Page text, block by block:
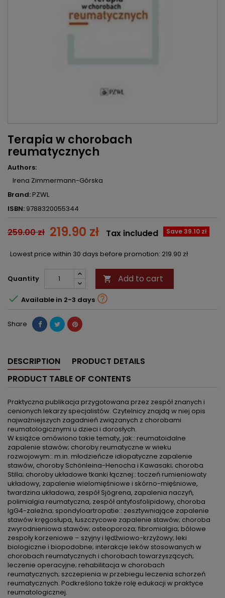
Terapia w chorobach
reumatycznych
Authors:
Irena Zimmermann-Górska
Brand:PZWL
ISBN: 9788320055344
259.00 zł 219.90 zł Save 39.10 zł
Tax included
Lowest price within 30 days before promotion: 219.90 zł
Quantity  Add to cart
 Available in 2-3 days 
Share
DESCRIPTION
PRODUCT DETAILS
PRODUCT TABLE OF CONTENTS
Praktyczna publikacja przygotowana przez zespół znanych i
cenionych lekarzy specjalistów. Czytelnicy znajdą w niej opis
najważniejszych zagadnień związanych z chorobami
reumatologicznymi u dzieci i dorosłych.
W książce omówiono takie tematy, jak:: reumatoidalne
zapalenie stawów; choroby reumatyczne w wieku
rozwojowym:: m.in. młodzieńcze idiopatyczne zapalenie
stawów, choroby Schönleina-Henocha i Kawasaki; choroba
Stilla; choroby układowe tkanki łącznej:: toczeń rumieniowaty
układowy, zapalenie wielomięśniowe i skórno-mięśniowe,
twardzina układowa, zespół Sjögrena, zapalenia naczyń,
polimialgia reumatyczna, zespół antyfosfolipidowy, choroba
IgG4-zależna; spondyloartropatie:: zesztywniające zapalenie
stawów kręgosłupa, łuszczycowe zapalenie stawów; choroba
zwyrodnieniowa stawów; osteoporoza; fibromialgia; bólowe
zespoły korzeniowe – szyjny i lędźwiowo-krzyżowy; leki
biologiczne i biopodobne; interakcje leków stosowanych w
chorobach reumatycznych i chorobach towarzyszących;
leczenie operacyjne; rehabilitacja w chorobach
reumatycznych; szczepienia w przebiegu leczenia schorzeń
reumatycznych. Podkreślono także rolę edukacji w praktyce
reumatologicznej.